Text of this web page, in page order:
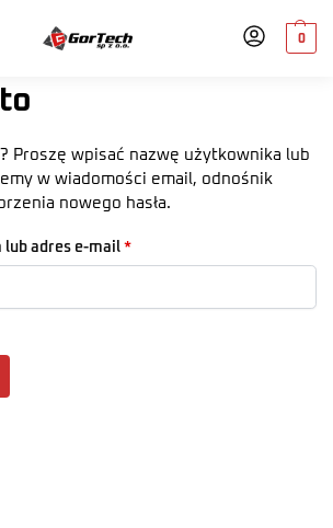
0
Proszę wpisać nazwę użytkownika lub
w wiadomości email, odnośnik
nowego hasła.
lub adres e-mail *